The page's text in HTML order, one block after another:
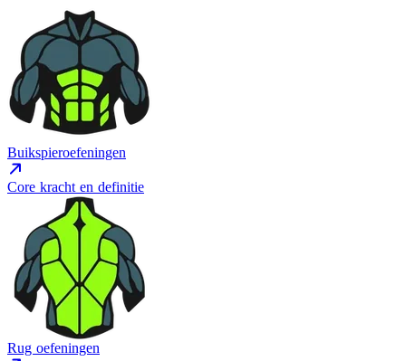
Buikspieroefeningen
Core kracht en definitie
Rug oefeningen